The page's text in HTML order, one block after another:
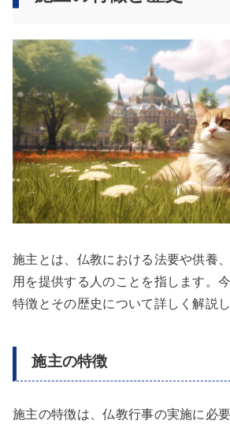
施主とは、仏教における法要や供養
用を提供する人のことを指します。
特徴とその歴史について詳しく解説し
施主の特徴
施主の特徴は、仏教行事の実施に必